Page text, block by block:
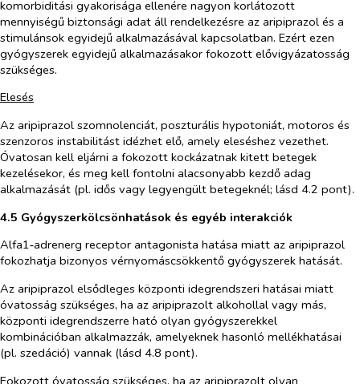
komorbiditási gyakorisága ellenére nagyon korlátozott
mennyiségű biztonsági adat áll rendelkezésre az aripiprazol és a
stimulánsok egyidejű alkalmazásával kapcsolatban. Ezért ezen
gyógyszerek egyidejű alkalmazásakor fokozott elővigyázatosság
szükséges.
Elesés
Az aripiprazol szomnolenciát, poszturális hypotoniát, motoros és
szenzoros instabilitást idézhet elő, amely eleséshez vezethet.
Óvatosan kell eljárni a fokozott kockázatnak kitett betegek
kezelésekor, és meg kell fontolni alacsonyabb kezdő adag
alkalmazását (pl. idős vagy legyengült betegeknél; lásd 4.2 pont).
4.5 Gyógyszerkölcsönhatások és egyéb interakciók
Alfa1‑adrenerg receptor antagonista hatása miatt az aripiprazol
fokozhatja bizonyos vérnyomáscsökkentő gyógyszerek hatását.
Az aripiprazol elsődleges központi idegrendszeri hatásai miatt
óvatosság szükséges, ha az aripiprazolt alkohollal vagy más,
központi idegrendszerre ható olyan gyógyszerekkel
kombinációban alkalmazzák, amelyeknek hasonló mellékhatásai
(pl. szedáció) vannak (lásd 4.8 pont).
Fokozott óvatosság szükséges, ha az aripiprazolt olyan